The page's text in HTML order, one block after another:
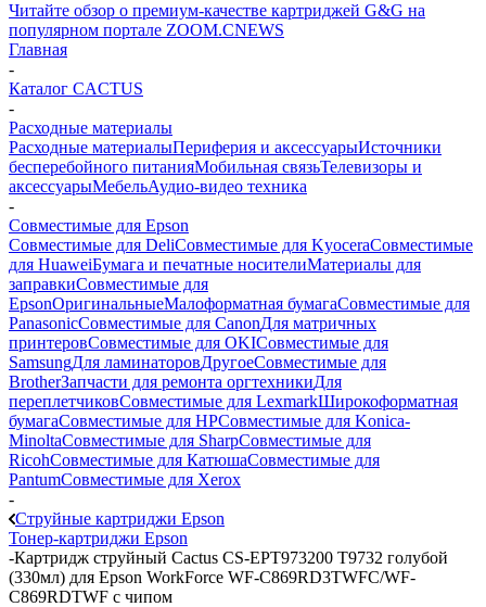
Читайте обзор о премиум-качестве картриджей G&G на
популярном портале ZOOM.CNEWS
Главная
-
Каталог CACTUS
-
Расходные материалы
Расходные материалыПериферия и аксессуарыИсточники
бесперебойного питанияМобильная связьТелевизоры и
аксессуарыМебельАудио-видео техника
-
Совместимые для Epson
Совместимые для DeliСовместимые для KyoceraСовместимые
для HuaweiБумага и печатные носителиМатериалы для
заправкиСовместимые для
EpsonОригинальныеМалоформатная бумагаСовместимые для
PanasonicСовместимые для CanonДля матричных
принтеровСовместимые для OKIСовместимые для
SamsungДля ламинаторовДругоеСовместимые для
BrotherЗапчасти для ремонта оргтехникиДля
переплетчиковСовместимые для LexmarkШирокоформатная
бумагаСовместимые для HPСовместимые для Konica-
MinoltaСовместимые для SharpСовместимые для
RicohСовместимые для КатюшаСовместимые для
PantumСовместимые для Xerox
-
Струйные картриджи Epson
Тонер-картриджи Epson
-Картридж струйный Cactus CS-EPT973200 T9732 голубой
(330мл) для Epson WorkForce WF-C869RD3TWFC/WF-
C869RDTWF с чипом